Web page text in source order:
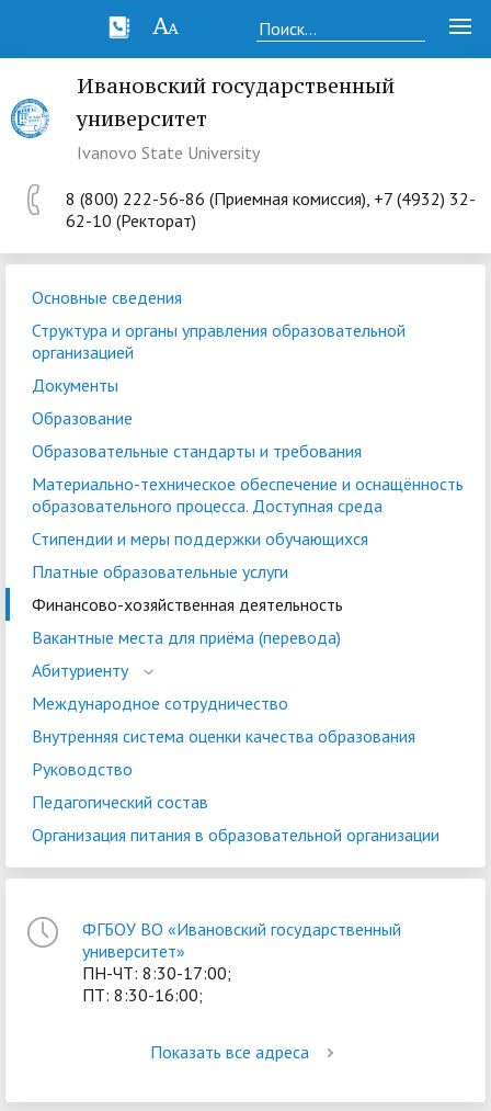
Ивановский государственный
университет
Ivanovo State University
8 (800) 222-56-86 (Приемная комиссия), +7 (4932) 32-
62-10 (Ректорат)
Основные сведения
Структура и органы управления образовательной
организацией
Документы
Образование
Образовательные стандарты и требования
Материально-техническое обеспечение и оснащённость
образовательного процесса. Доступная среда
Стипендии и меры поддержки обучающихся
Платные образовательные услуги
Финансово-хозяйственная деятельность
Вакантные места для приёма (перевода)
Абитуриенту
Международное сотрудничество
Внутренняя система оценки качества образования
Руководство
Педагогический состав
Организация питания в образовательной организации
ФГБОУ ВО «Ивановский государственный
университет»
ПН-ЧТ: 8:30-17:00;
ПТ: 8:30-16:00;
Показать все адреса